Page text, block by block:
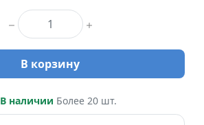
Количество товара
В корзину
В наличии Более 20 шт.